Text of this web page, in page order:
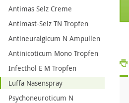
Antimas Selz Creme
Antimast-Selz TN Tropfen
Antineuralgicum N Ampullen
Antinicoticum Mono Tropfen
Infecthol E M Tropfen
Luffa Nasenspray
Psychoneuroticum N